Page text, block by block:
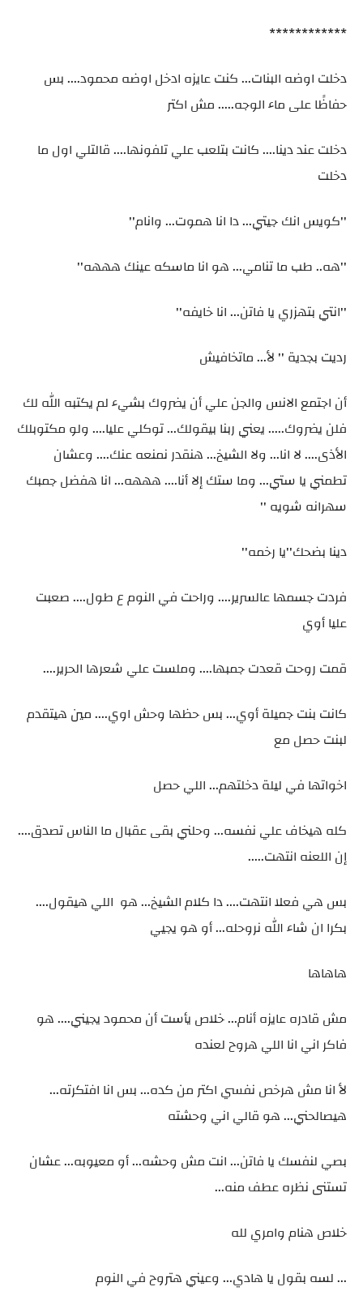
************
دخلت اوضه البنات... كنت عايزه ادخل اوضه محمود.... بس
حفاظًا على ماء الوجه..... مش اكتر
دخلت عند دينا.... كانت بتلعب علي تلفونها.... قالتلي اول ما
دخلت
''كويس انك جيتي... دا انا هموت... وانام''
''هه.. طب ما تنامي... هو انا ماسكه عينك هههه''
''انتي بتهزري يا فاتن... انا خايفه''
رديت بجدية '' لأ... ماتخافيش
أن اجتمع الانس والجن علي أن يضروك بشيء لم يكتبه الله لك
فلن يضروك..... يعني ربنا بيقولك... توكلي عليا.... ولو مكتوبلك
الأذى.... لا انا... ولا الشيخ... هنقدر نمنعه عنك.... وعشان
تطمني يا ستي... وما ستك إلا أنا.... هههه... انا هفضل جمبك
سهرانه شويه ''
دينا بضحك''يا رخمه''
فردت جسمها عالسرير.... وراحت في النوم ع طول.... صعبت
عليا أوي
قمت روحت قعدت جمبها.... وملست علي شعرها الحرير....
كانت بنت جميلة أوي... بس حظها وحش اوي.... مين هيتقدم
لبنت حصل مع
اخواتها في ليلة دخلتهم... اللي حصل
كله هيخاف علي نفسه... وحلني بقى عقبال ما الناس تصدق....
إن اللعنه انتهت.....
بس هي فعلا انتهت.... دا كلام الشيخ... هو اللي هيقول....
بكرا ان شاء الله نروحله... أو هو يجيي
هاهاها
مش قادره عايزه أنام... خلاص يأست أن محمود يجيني.... هو
فاكر اني انا اللي هروح لعنده
لأ انا مش هرخص نفسي اكتر من كده... بس انا افتكرته...
هيصالحني... هو قالي اني وحشته
بصي لنفسك يا فاتن... انت مش وحشه... أو معيوبه... عشان
تستنى نظره عطف منه...
خلاص هنام وامري لله
... لسه بقول يا هادي... وعيني هتروح في النوم